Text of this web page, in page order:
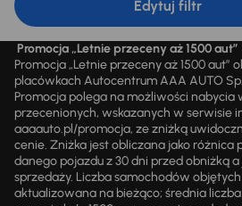
Edytuj filtr
Promocja „Letnie przeceny aż 1500 aut”
Promocja „Letnie przeceny aż 1500 aut”
placówkach Autocentrum AAA AUTO
Promocja polega na możliwości
przecenionych, wskazanych w serwisie
aaaauto.pl/promocja, ze zniżką
cenie. Zniżka jest obliczana jako różnica
danego pojazdu z 30 dni przed obniżką
sprzedaży. Liczba samochodów
aktualizowana na bieżąco; średnia